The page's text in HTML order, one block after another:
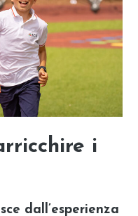
i
dall’esperienza